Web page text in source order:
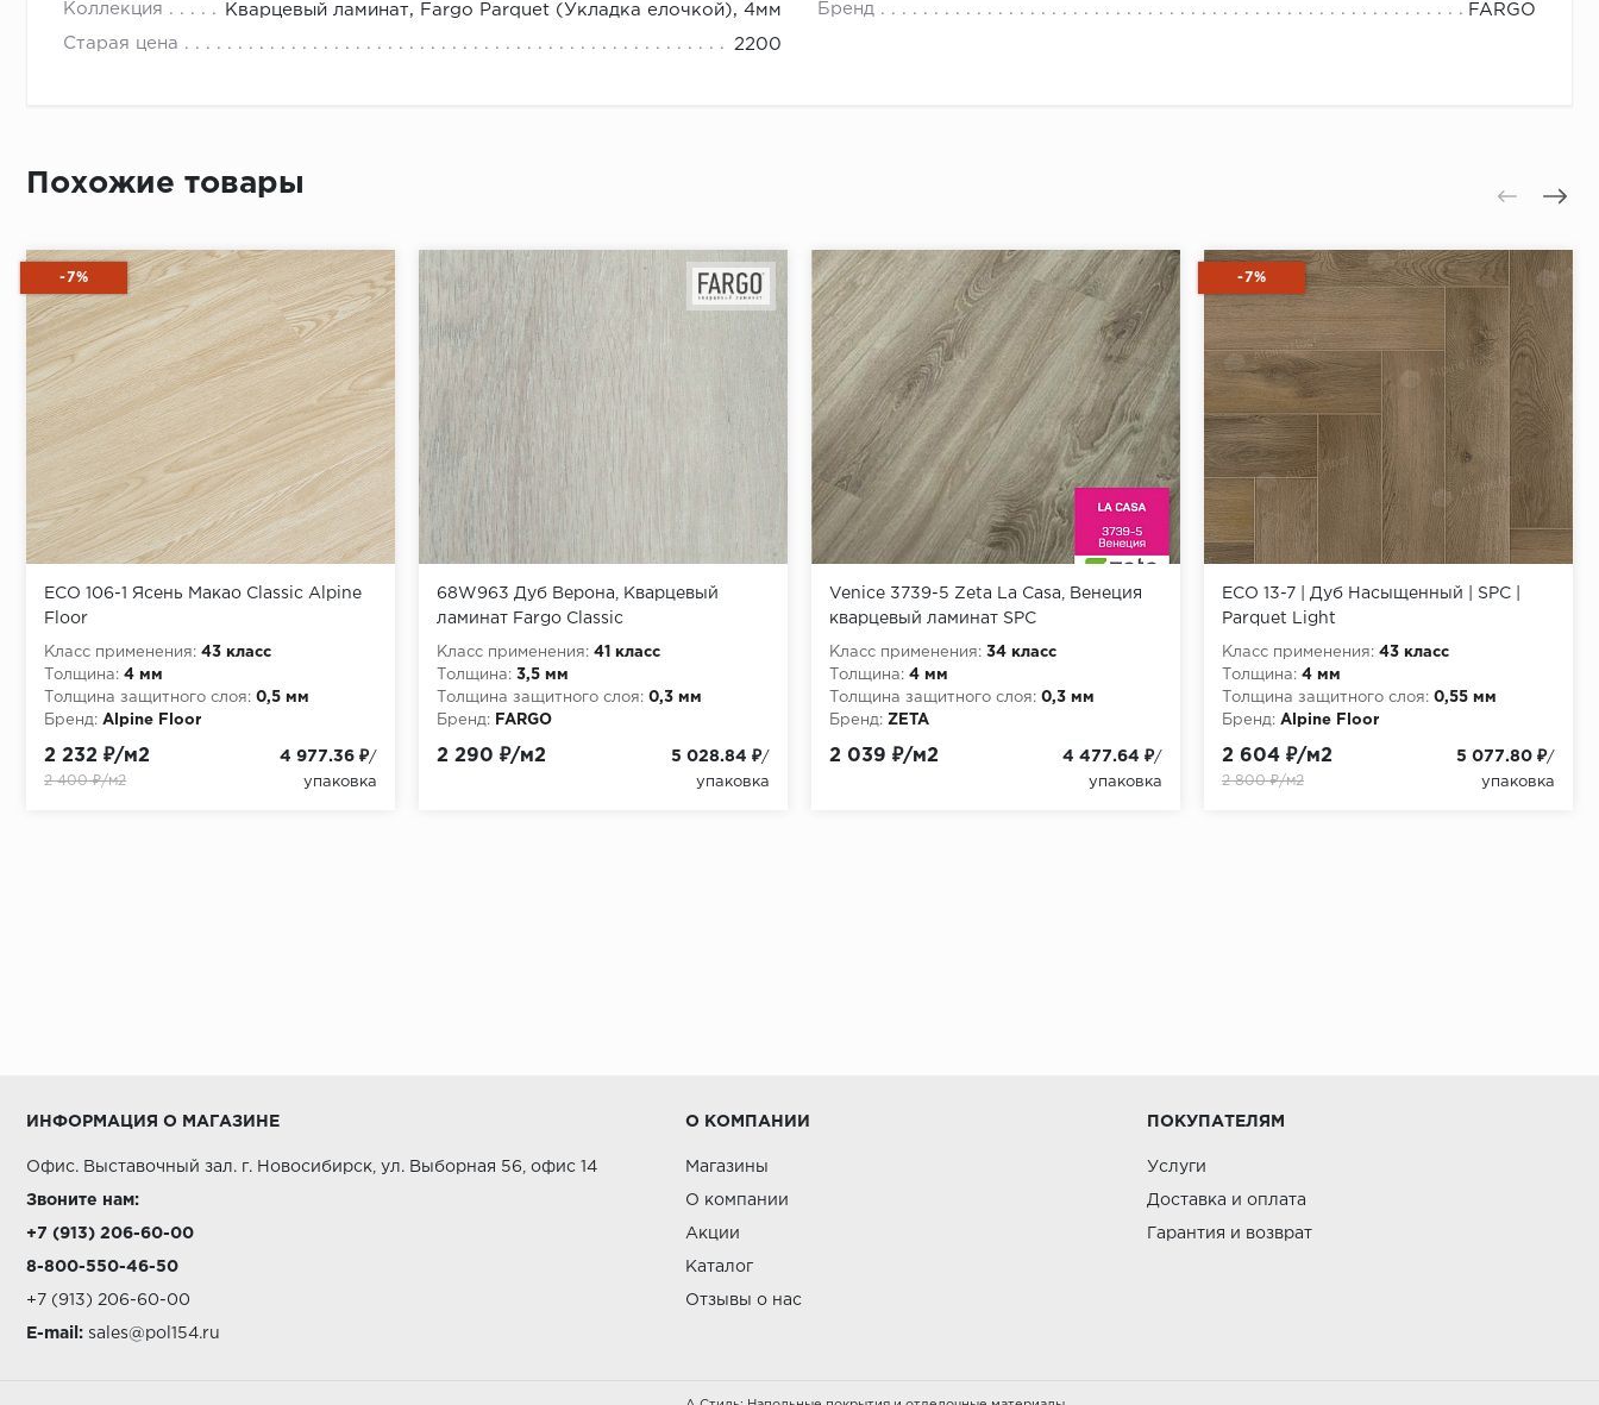
Коллекция Кварцевый ламинат, Fargo Parquet (Укладка елочкой), 4мм Бренд FARGO
Старая цена 2200
Похожие товары
-7%
ECO 106-1 Ясень Макао Classic Alpine
Floor
Класс применения: 43 класс
Толщина: 4 мм
Толщина защитного слоя: 0,5 мм
Бренд: Alpine Floor
2 232 ₽/м2
2 400 ₽/м2
4 977.36 ₽/
упаковка
68W963 Дуб Верона, Кварцевый
ламинат Fargo Classic
Класс применения: 41 класс
Толщина: 3,5 мм
Толщина защитного слоя: 0,3 мм
Бренд:
FARGO
2 290 ₽/м2 5 028.84 ₽/
упаковка
Venice 3739-5 Zeta La Casa, Венеция
кварцевый ламинат SPC
Класс применения: 34 класс
Толщина: 4 мм
Толщина защитного слоя: 0,3 мм
Бренд: ZETA
2 039 ₽/м2 4 477.64 ₽/
упаковка
-7%
ECO 13-7 | Дуб Насыщенный | SPC |
Parquet Light
Класс применения: 43 класс
Толщина: 4 мм
Толщина защитного слоя: 0,55 мм
Бренд: Alpine Floor
2 604 ₽/м2
2 800 ₽/м2
5 077.80 ₽/
упаковка
ИНФОРМАЦИЯ О МАГАЗИНЕ
Офис. Выставочный зал. г. Новосибирск, ул. Выборная 56, офис 14
Звоните нам:
+7 (913) 206-60-00
8-800-550-46-50
+7 (913) 206-60-00
E-mail: sales@pol154.ru
О КОМПАНИИ
Магазины
О компании
Акции
Каталог
Отзывы о нас
ПОКУПАТЕЛЯМ
Услуги
Доставка и оплата
Гарантия и возврат